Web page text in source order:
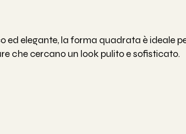
ed elegante, la forma quadrata è ideale
che cercano un look pulito e sofisticato.